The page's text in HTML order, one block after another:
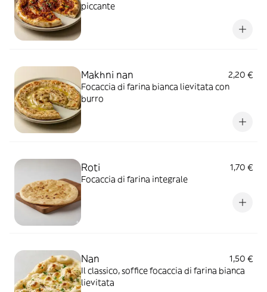
piccante
Makhni nan
2,20 €
Focaccia di farina bianca lievitata con
burro
Roti
1,70 €
Focaccia di farina integrale
Nan
1,50 €
Il classico, soffice focaccia di farina bianca
lievitata